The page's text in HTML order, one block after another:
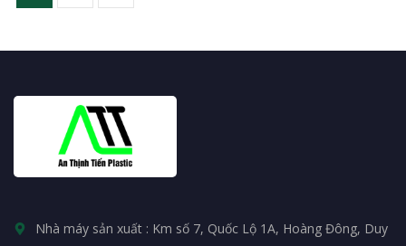
Nhà máy sản xuất : Km số 7, Quốc Lộ 1A, Hoàng Đông, Duy